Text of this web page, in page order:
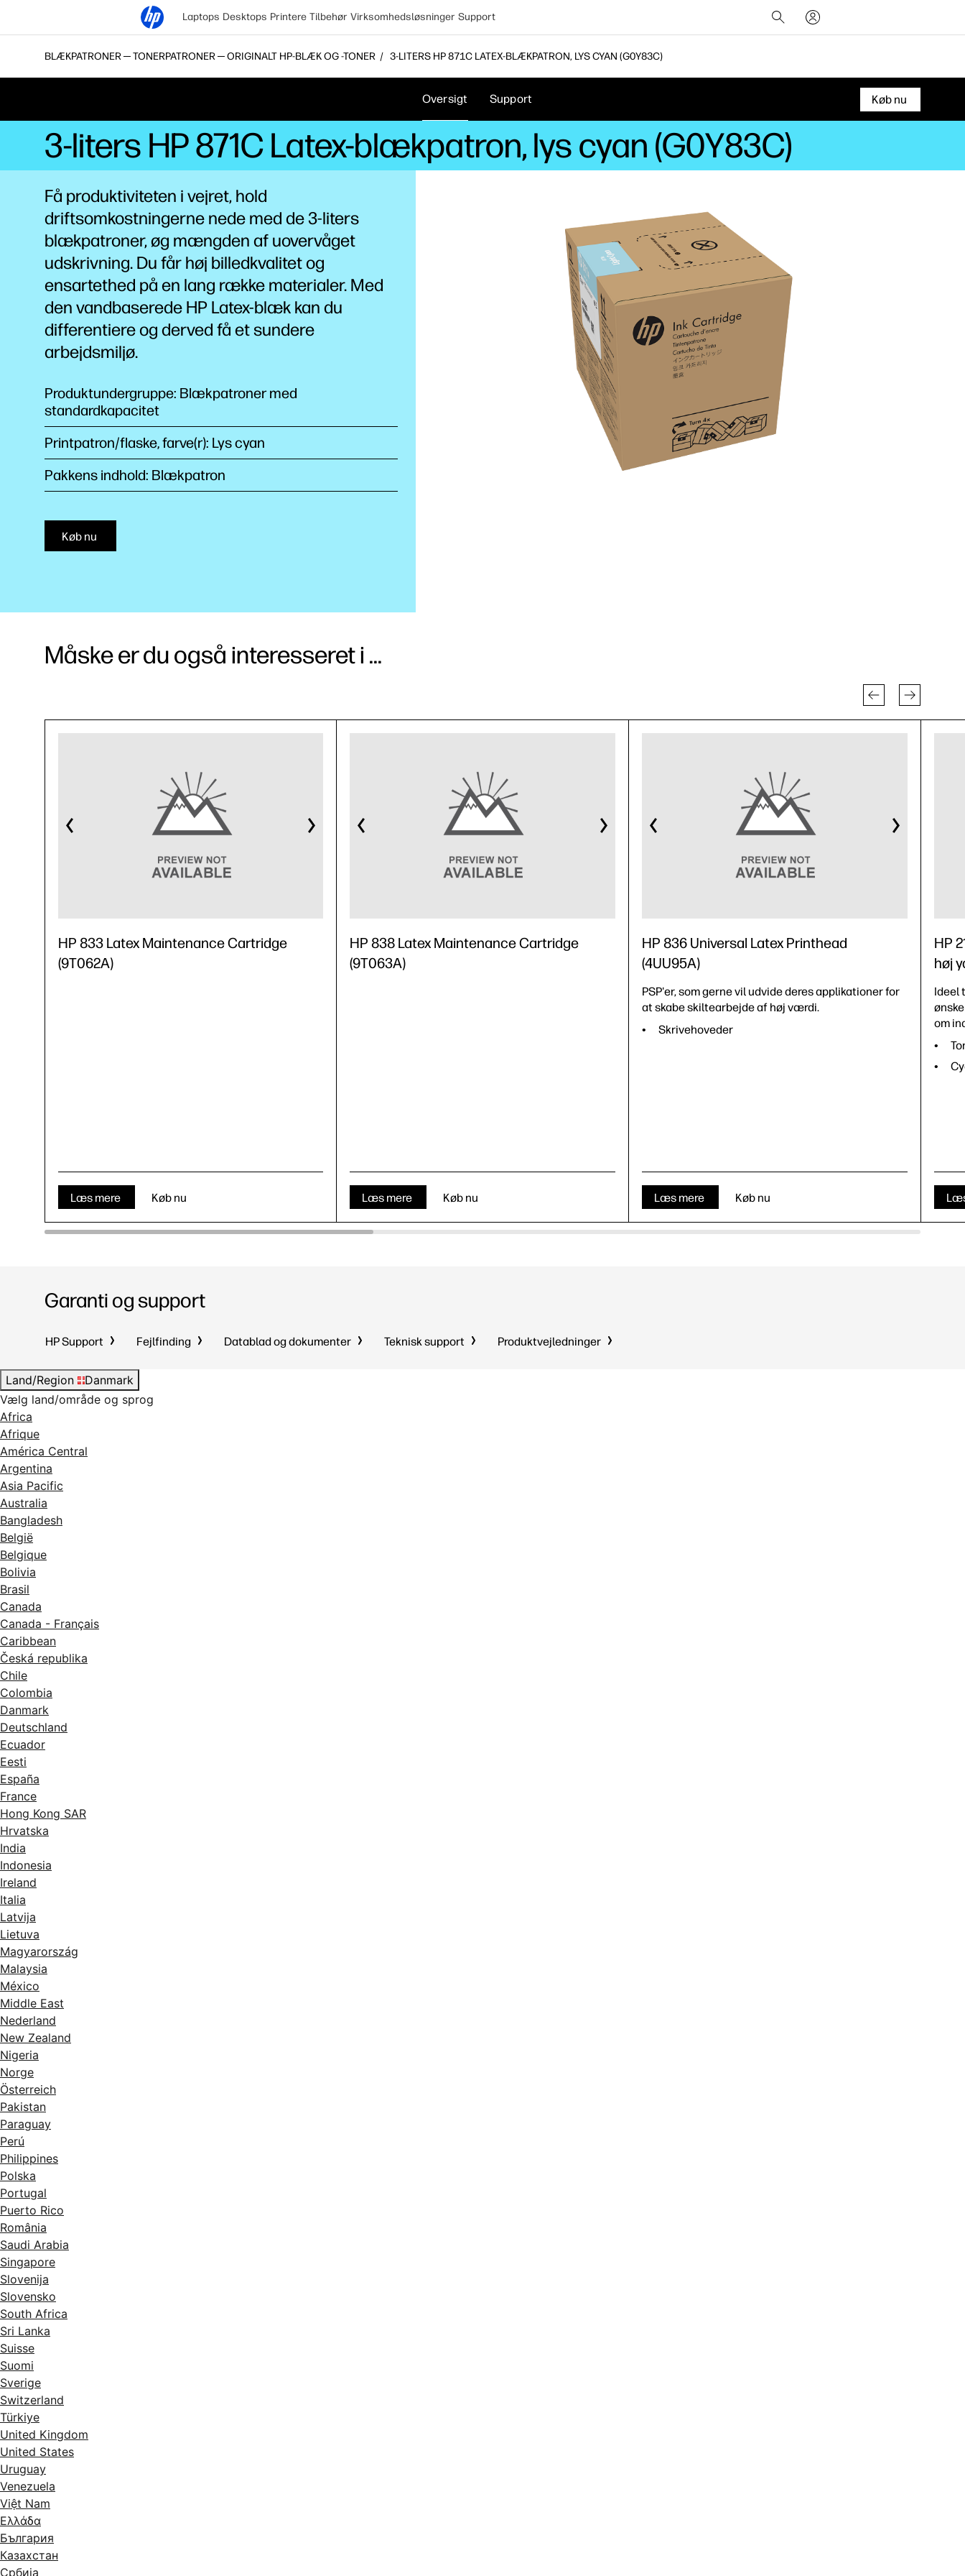
Laptops Desktops Printere Tilbehør Virksomhedsløsninger Support
BLÆKPATRONER ─ TONERPATRONER ─ ORIGINALT HP-BLÆK OG -TONER 3-LITERS HP 871C LATEX-BLÆKPATRON, LYS CYAN (G0Y83C)
Oversigt Support Køb nu
3-liters HP 871C Latex-blækpatron, lys cyan (G0Y83C)
Få produktiviteten i vejret, hold
driftsomkostningerne nede med de 3-liters
blækpatroner, øg mængden af uovervåget
udskrivning. Du får høj billedkvalitet og
ensartethed på en lang række materialer. Med
den vandbaserede HP Latex-blæk kan du
differentiere og derved få et sundere
arbejdsmiljø.
Produktundergruppe: Blækpatroner med
standardkapacitet
Printpatron/flaske, farve(r): Lys cyan
Pakkens indhold: Blækpatron
Køb nu
Måske er du også interesseret i ...
HP 833 Latex Maintenance Cartridge
(9T062A)
Læs mere Køb nu
HP 838 Latex Maintenance Cartridge
(9T063A)
Læs mere Køb nu
HP 836 Universal Latex Printhead
(4UU95A)
PSP'er, som gerne vil udvide deres applikationer for
at skabe skiltearbejde af høj værdi.
Skrivehoveder
Læs mere Køb nu
HP
høj
Ideel
om
Garanti og support
HP Support Fejlfinding Datablad og dokumenter Teknisk support Produktvejledninger
Land/Region
Danmark
Vælg land/område og sprog
Africa
Afrique
América Central
Argentina
Asia Pacific
Australia
Bangladesh
België
Belgique
Bolivia
Brasil
Canada
Canada - Français
Caribbean
Česká republika
Chile
Colombia
Danmark
Deutschland
Ecuador
Eesti
España
France
Hong Kong SAR
Hrvatska
India
Indonesia
Ireland
Italia
Latvija
Lietuva
Magyarország
Malaysia
México
Middle East
Nederland
New Zealand
Nigeria
Norge
Österreich
Pakistan
Paraguay
Perú
Philippines
Polska
Portugal
Puerto Rico
România
Saudi Arabia
Singapore
Slovenija
Slovensko
South Africa
Sri Lanka
Suisse
Suomi
Sverige
Switzerland
Türkiye
United Kingdom
United States
Uruguay
Venezuela
Việt Nam
Ελλάδα
България
Казахстан
Србија